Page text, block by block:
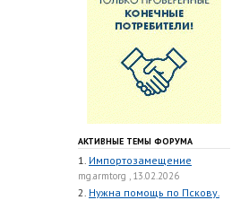
АКТИВНЫЕ ТЕМЫ ФОРУМА
1. Импортозамещение
mg.armtorg , 13.02.2026
2. Нужна помощь по Пскову.